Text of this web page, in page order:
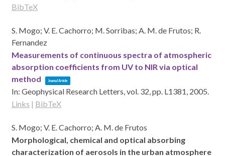
BibTeX
S. Mogo; V. E. Cachorro; M. Sorribas; A. M. de Frutos; R.
Fernandez
Measurements of continuous spectra of atmospheric
absorption coefficients from UV to NIR via optical
method
Journal Article
In: Geophysical Research Letters,vol. 32,pp. L1381, 2005.
Links | BibTeX
S. Mogo; V. E. Cachorro; A. M. de Frutos
Morphological, chemical and optical absorbing
characterization of aerosols in the urban atmosphere